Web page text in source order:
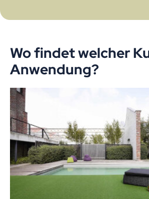
Wo findet welcher
Anwendung?